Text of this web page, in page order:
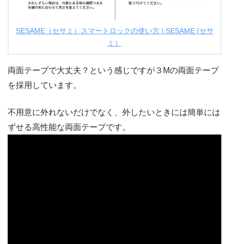
SESAME（セサミ）スマートロックの使い方 | SESAME (セサ
ミ）
両面テープで大丈夫？という感じですが３Mの両面テープ
を採用しています。
不用意に外れないだけでなく、外したいときには簡単には
ずせる高性能な両面テープです。